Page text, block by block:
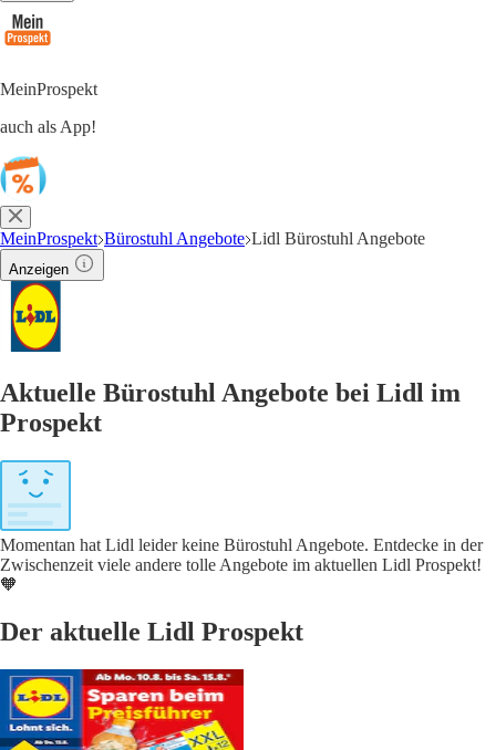
MeinProspekt
auch als App!
MeinProspekt Bürostuhl Angebote Lidl Bürostuhl Angebote
Anzeigen
Aktuelle Bürostuhl Angebote bei Lidl im
Prospekt
Momentan hat Lidl leider keine Bürostuhl Angebote. Entdecke in der
Zwischenzeit viele andere tolle Angebote im aktuellen Lidl Prospekt!
🧡
Der aktuelle Lidl Prospekt